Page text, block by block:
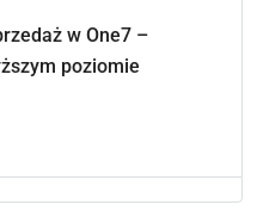
w One7 –
poziomie